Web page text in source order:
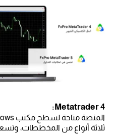
Metatrader 4:
ثلاثة أنواع من المخططات،